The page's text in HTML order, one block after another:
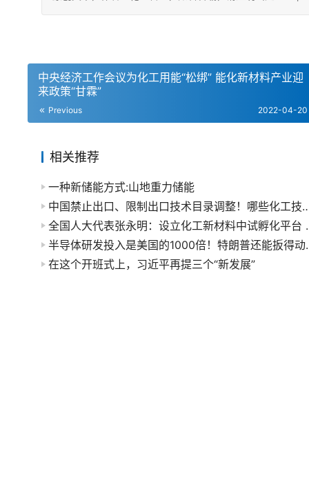
中央经济工作会议为化工用能“松绑” 能化新材料产业迎
来政策“甘霖”
Previous 2022-04-20
相关推荐
​一种新储能方式:山地重力储能
中国禁止出口、限制出口技术
全国人大代表
半导体研发投
在这个开班式上，习近平再提三个“新发展”